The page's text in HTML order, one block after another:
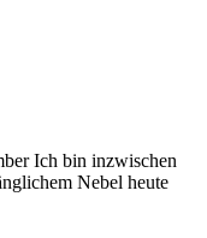
Ich bin inzwischen
Nebel heute